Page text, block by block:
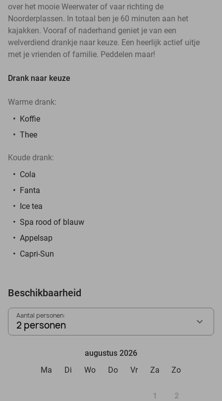
over het mooie Weerwater of vaar richting de
Noorderplassen. In totaal ben je 60 minuten aan het
kajakken. Vooraf of naderhand geniet je van een
welverdiend drankje naar keuze. Een heerlijk actief uitje
met je vrienden of familie. Peddelen maar!
Drank naar keuze
Warme drank:
Koffie
Thee
Koude drank:
Cola
Fanta
Ice tea
Spa rood of blauw
Appelsap
Capri-Sun
Beschikbaarheid
Aantal personen:
2 personen
augustus 2026
Ma
Di Wo Do Vr Za Zo
1 2